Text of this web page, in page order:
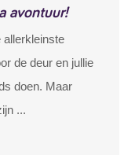
avontuur!
allerkleinste
de deur en jullie
doen. Maar
...